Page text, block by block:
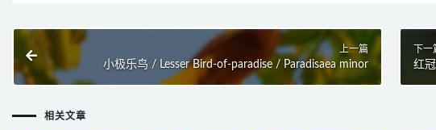
上一篇
小极乐鸟 / Lesser Bird-of-paradise / Paradisaea minor
下一
红
相关文章